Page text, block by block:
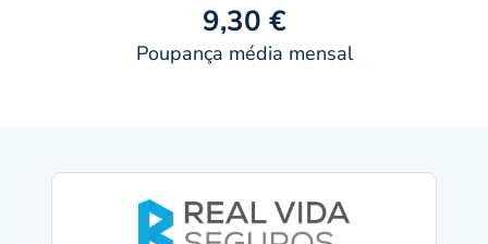
9,30 €
Poupança média mensal